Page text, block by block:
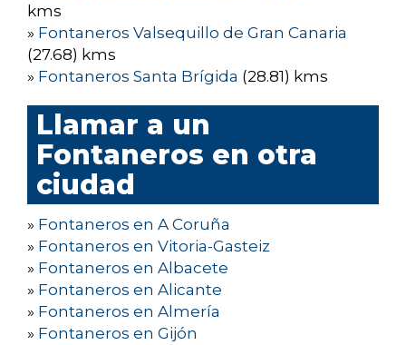
kms
» Fontaneros Valsequillo de Gran Canaria
(27.68) kms
» Fontaneros Santa Brígida (28.81) kms
Llamar a un
Fontaneros en otra
ciudad
» Fontaneros en A Coruña
» Fontaneros en Vitoria-Gasteiz
» Fontaneros en Albacete
» Fontaneros en Alicante
» Fontaneros en Almería
» Fontaneros en Gijón